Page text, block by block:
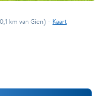
km van Gien) Kaart